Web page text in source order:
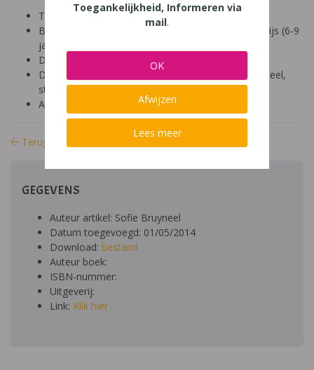
Tool: niet van toepassing
Besproken Leeftijd: kleuters (<6 jaar), basisonderwijs (6-9
jaar), basisonderwijs (9-12 jaar)
Diagnose: dyspraxie/DCD
Domein: organisatie klas en school, socio-emotioneel,
structuur, motoriek
Aard: theoretischpraktisch
Terug naar bibliotheek
GEGEVENS
Auteur artikel: Sofie Bruyneel
Datum toegevoegd: 01/05/2014
Download: bestand
Auteur boek:
ISBN-nummer:
Uitgeverij:
Link: Klik hier
Toegankelijkheid, Informeren via
mail.
OK
Afwijzen
Lees meer